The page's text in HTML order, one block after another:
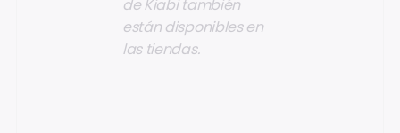
de Kiabi también
están disponibles en
las tiendas.